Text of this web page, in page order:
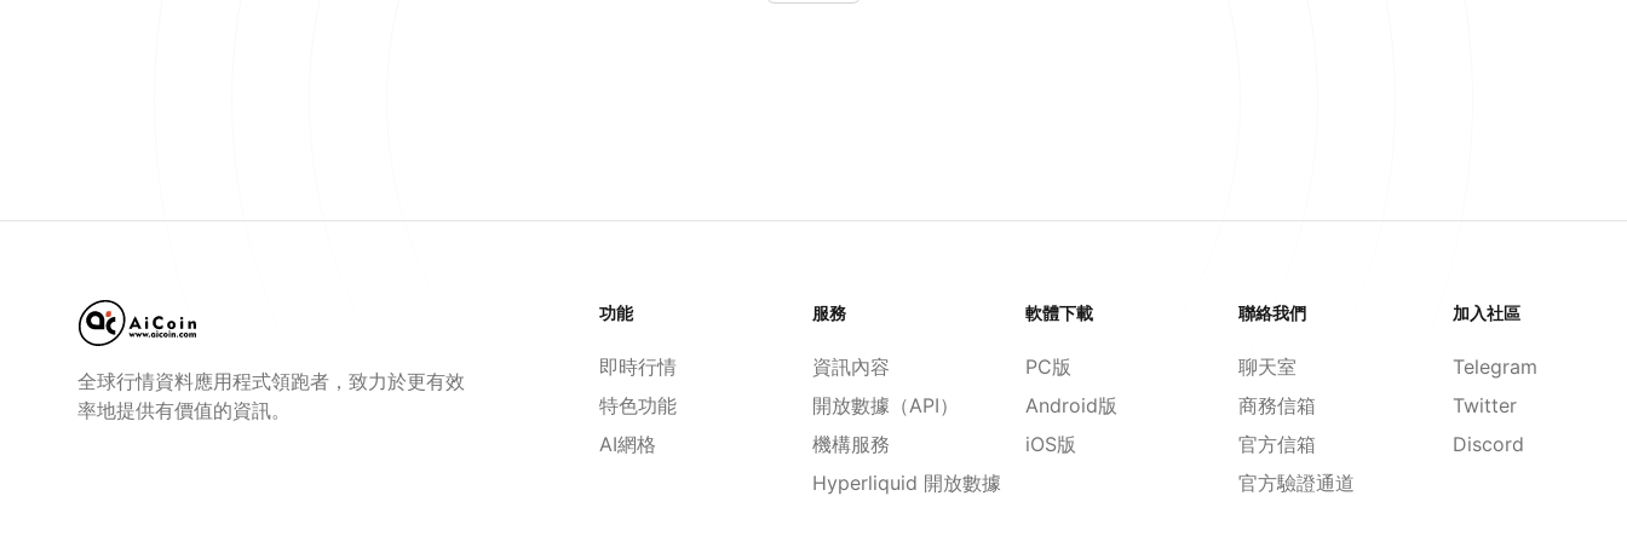
全球行情資料應用程式領跑者，致力於更有效
率地提供有價值的資訊。
功能
即時行情
特色功能
AI網格
服務
資訊內容
開放數據（API）
機構服務
Hyperliquid 開放數據
軟體下載
PC版
Android版
iOS版
聯絡我們
聊天室
商務信箱
官方信箱
官方驗證通道
加入社區
Telegram
Twitter
Discord